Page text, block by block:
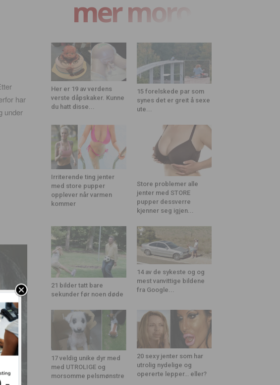
har
under
mer moro
Her er 19 av verdens
verste dåpskaker. Kunne
du hatt disse...
15 forelskede par som
synes det er greit å sexe
ute...
Irriterende ting jenter
med store pupper
opplever når varmen
kommer
Store problemer alle
jenter med STORE
pupper dessverre
kjenner seg igjen...
21 bilder tatt bare
sekunder før noen døde
14 av de sykeste og og
mest vanvittige bildene
fra Google...
17 veldig unike dyr med
med UTROLIGE og
morsomme pelsmønstre
20 sexy jenter som har
utrolig nydelige og
opererte lepper… eller?